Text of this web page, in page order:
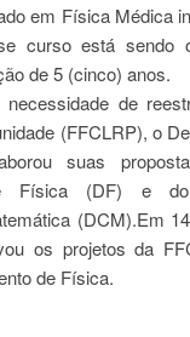
em Física Médica
curso está sendo
de 5 (cinco) anos.
necessidade de
(FFCLRP), o
suas
Física (DF) e
(DCM).Em
os projetos da
de Física.